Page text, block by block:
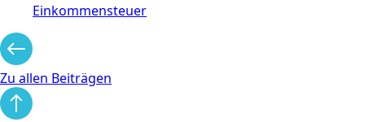
Einkommensteuer
Zu allen Beiträgen